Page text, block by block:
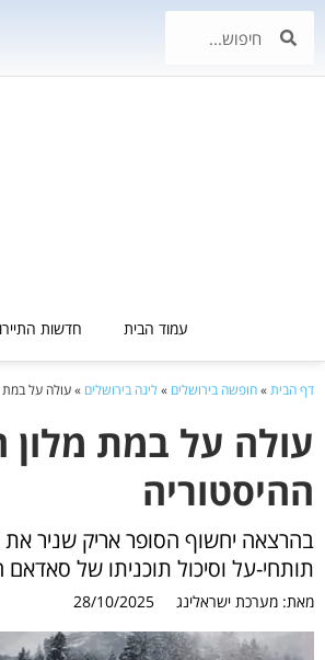
עמוד הבית חדשות
דף הבית»חופשה בירושלים »לינה בירושלים »עולה על במת
עולה על במת
ההיסטוריה
בהרצאה יחשוף הסופר אריק שניר
תותחי-על וסיכול תוכניתו של סאדאם
מאת: מערכת ישראלינג 28/10/2025